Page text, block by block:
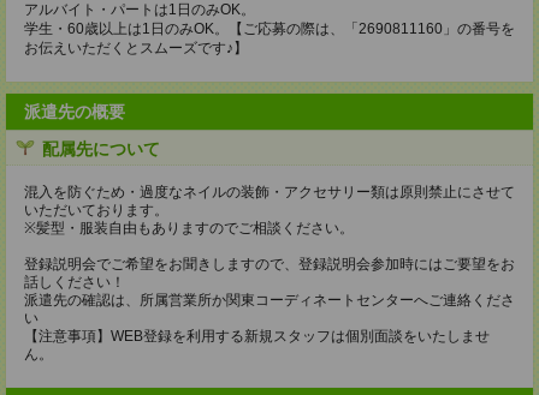
アルバイト・パートは1日のみOK。
学生・60歳以上は1日のみOK。【ご応募の際は、「2690811160」の番号を
お伝えいただくとスムーズです♪】
派遣先の概要
配属先について
混入を防ぐため・過度なネイルの装飾・アクセサリー類は原則禁止にさせて
いただいております。
※髪型・服装自由もありますのでご相談ください。
登録説明会でご希望をお聞きしますので、登録説明会参加時にはご要望をお
話しください！
派遣先の確認は、所属営業所か関東コーディネートセンターへご連絡くださ
い
【注意事項】WEB登録を利用する新規スタッフは個別面談をいたしませ
ん。